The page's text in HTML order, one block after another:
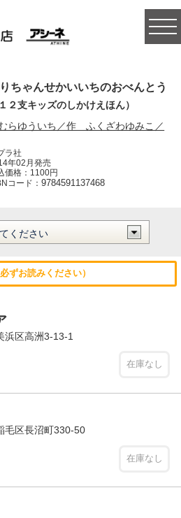
ちゃんせかいいちのおべんとう
１２支キッズのしかけえほん）
らゆういち／作 ふくざわゆみこ／
ラ社
年02月発売
価格：1100円
コード：9784591137468
ずお読みください）
区高洲3-13-1
在庫なし
区長沼町330-50
在庫なし